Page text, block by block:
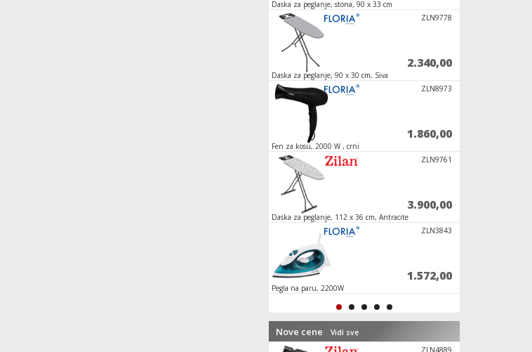
Daska za peglanje, stona, 90 x 33 cm
Daska za peglanje, 90 x 30 cm, Siva
ZLN9778
2.340,00
Fen za kosu, 2000 W , crni
ZLN8973
1.860,00
Daska za peglanje, 112 x 36 cm, Antracite
ZLN9761
3.900,00
Pegla na paru, 2200W
ZLN3843
1.572,00
Nove cene Vidi sve
ZLN4889